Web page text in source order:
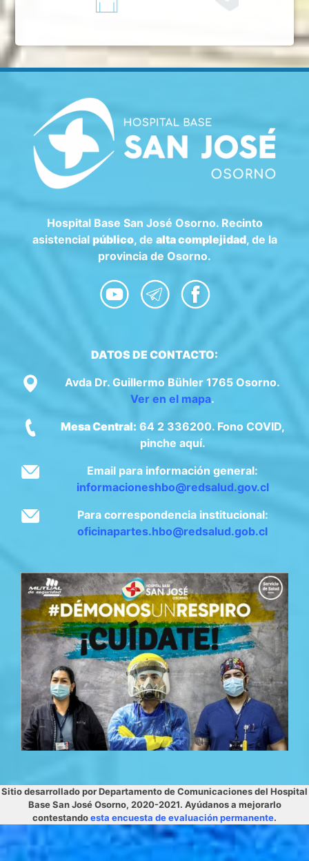
Hospital Base San José Osorno. Recinto
asistencial público, de alta complejidad, de la
provincia de Osorno.
DATOS DE CONTACTO:
Avda Dr. Guillermo Bühler 1765 Osorno.
Ver en el mapa.
Mesa Central: 64 2 336200. Fono COVID,
pinche aquí.
Email para información general:
informacioneshbo@redsalud.gov.cl
Para correspondencia institucional:
oficinapartes.hbo@redsalud.gob.cl
Sitio desarrollado por Departamento de Comunicaciones del Hospital
Base San José Osorno, 2020-2021. Ayúdanos a mejorarlo
contestandoesta encuesta de evaluación permanente.